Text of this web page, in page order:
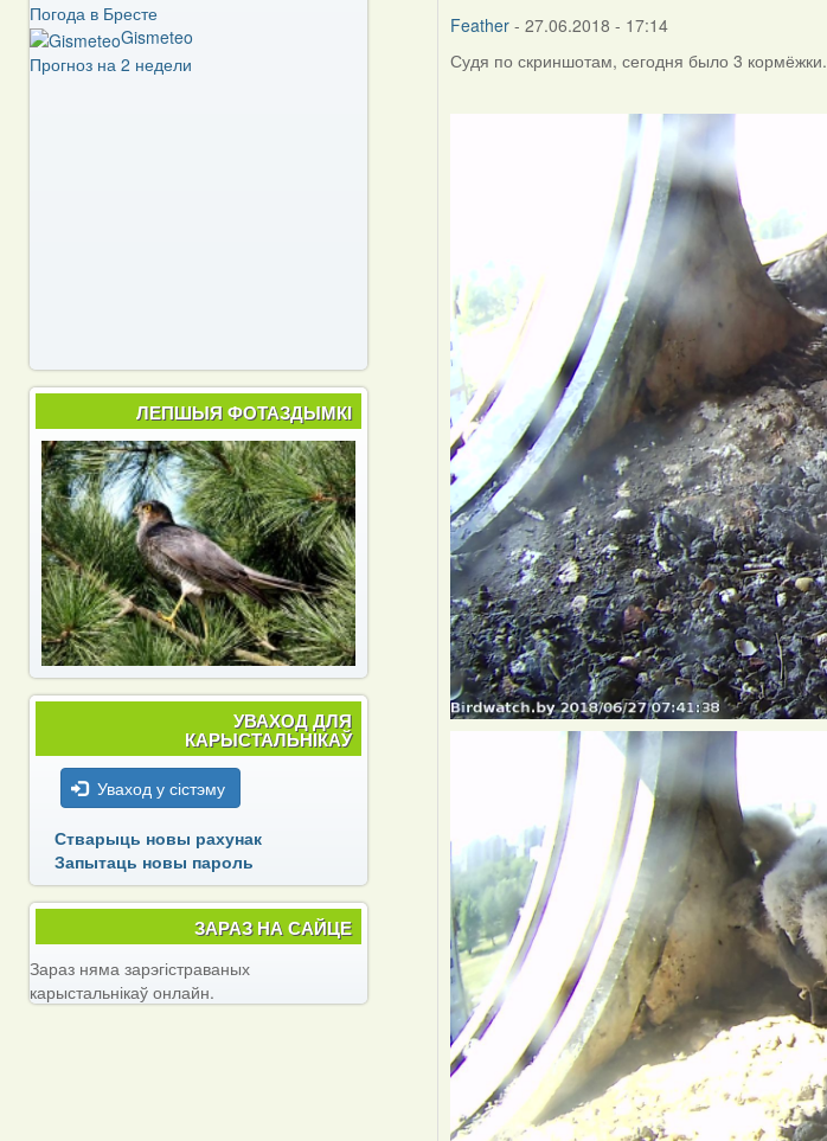
Feather - 27.06.2018 - 17:14
Судя по скриншотам, сегодня было 3 кормёжки.
Погода в Бресте
Gismeteo
Прогноз на 2 недели
ЛЕПШЫЯ ФОТАЗДЫМКІ
УВАХОД ДЛЯ
КАРЫСТАЛЬНІКАЎ
Уваход у сістэму
Стварыць новы рахунак
Запытаць новы пароль
ЗАРАЗ НА САЙЦЕ
Зараз няма зарэгістраваных
карыстальнікаў онлайн.